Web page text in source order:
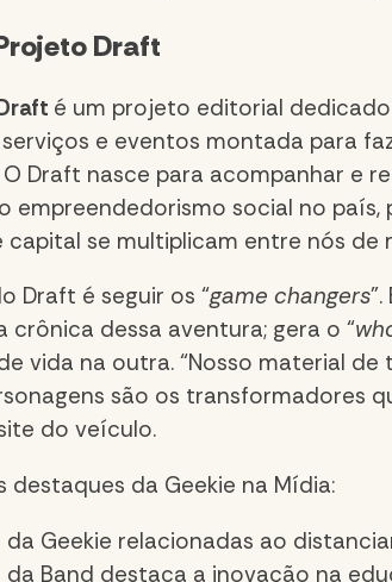
Draft
é um projeto editorial
e eventos montada para
O Draft nasce para acompanhar e
empreendedorismo social no
capital se multiplicam entre nós de
Draft é seguir os “game changers
crônica dessa aventura; gera o “
vida na outra. “Nosso material
são os transformadores
do veículo.
destaques da Geekie na Mídia:
da Geekie relacionadas ao
da Band destaca a inovação na